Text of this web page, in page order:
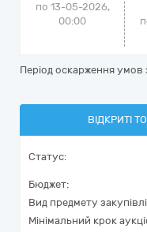
по 13-05-2026,
00:00
Період оскарження умов
ВІДКРИТІ
Статус:
Бюджет:
Вид предмету
Мінімальний крок